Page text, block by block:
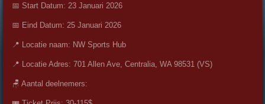
📅 Start Datum: 23 Januari 2026
📅 Eind Datum: 25 Januari 2026
📍 Locatie naam: NW Sports Hub
📍 Locatie Adres: 701 Allen Ave, Centralia, WA 98531 (VS)
🪑 Aantal deelnemers: